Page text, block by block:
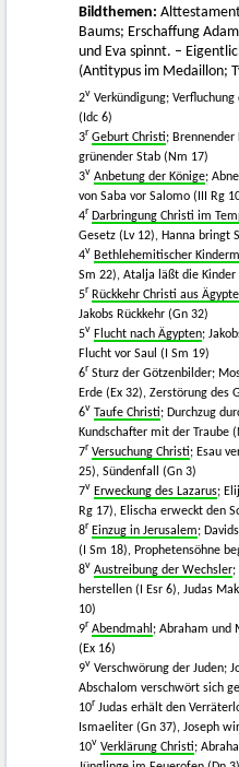
Bildthemen:
Baums; Erschaffung
und Eva spinnt. –
(Antitypus im Medaillon;
2v Verkündigung;
(Idc 6)
3r Geburt Christi; Brennender
grünender Stab (Nm 17)
3v Anbetung der Könige;
von Saba vor Salomo (III Rg
4r Darbringung Christi im
Gesetz (Lv 12), Hanna bringt
4v Bethlehemitischer
Sm 22), Atalja läßt die Kinder
5r Rückkehr Christi aus
Jakobs Rückkehr (Gn 32)
5v Flucht nach Ägypten;
Flucht vor Saul (I Sm 19)
6r Sturz der Götzenbilder;
Erde (Ex 32), Zerstörung des
6v Taufe Christi; Durchzug
Kundschafter mit der Traube
7r Versuchung Christi; Esau
25), Sündenfall (Gn 3)
7v Erweckung des Lazarus;
Rg 17), Elischa erweckt den
8r Einzug in Jerusalem;
(I Sm 18), Prophetensöhne
8v Austreibung der Wechsler;
herstellen (I Esr 6), Judas
10)
9r Abendmahl ; Abraham und
(Ex 16)
9v Verschwörung der Juden;
Abschalom verschwört sich
10r Judas erhält den
Ismaeliter (Gn 37), Joseph
10v Verklärung Christi;